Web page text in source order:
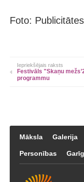
Foto: Publicitātes
Iepriekšējais raksts
Festivāls "Skaņu
programmu
Māksla Galerija
Personības